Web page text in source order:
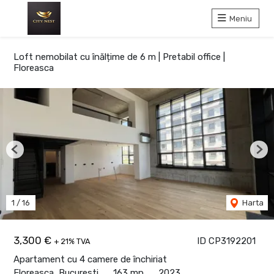
Meniu
Loft nemobilat cu înălțime de 6 m | Pretabil office |
Floreasca
ID CP3192201
3,300 € + 21% TVA
Apartament cu 4 camere de închiriat
1 / 16 Harta
Previous